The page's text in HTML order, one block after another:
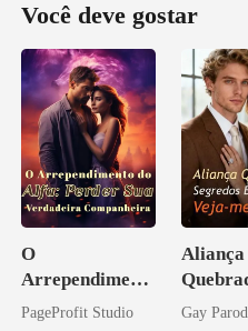
Você deve gostar
O
Arrependiment
o do Alfa:
PageProfit Studio
Aliança
Gay